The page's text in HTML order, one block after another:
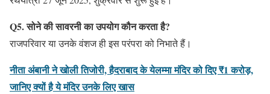
Q5. सोने की सावरनी का उपयोग कौन करता है?
राजपरिवार या उनके वंशज ही इस परंपरा को निभाते हैं।
नीता अंबानी ने खोली तिजोरी, हैदराबाद के येलम्मा मंदिर को दिए ₹1 करोड़,
जानिए क्यों है ये मंदिर उनके लिए खास